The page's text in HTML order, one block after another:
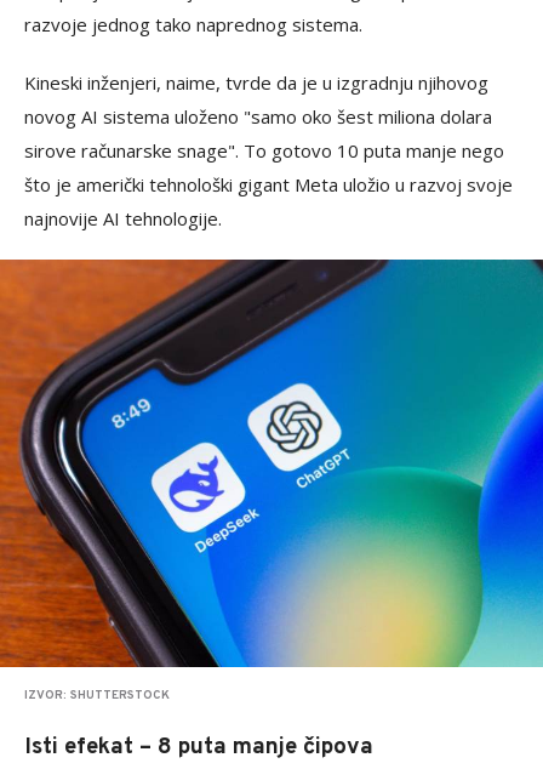
razvoje jednog tako naprednog sistema.
Kineski inženjeri, naime, tvrde da je u izgradnju njihovog
novog AI sistema uloženo "samo oko šest miliona dolara
sirove računarske snage". To gotovo 10 puta manje nego
što je američki tehnološki gigant Meta uložio u razvoj svoje
najnovije AI tehnologije.
IZVOR: SHUTTERSTOCK
Isti efekat – 8 puta manje čipova